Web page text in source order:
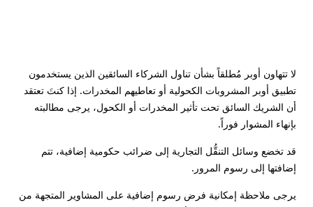
لا تتهاون أوبر مُطلقاً بشأن تناول الشركاء السائقين الذين يستخدمون
تطبيق أوبر المشروبات الكحولية أو تعاطيهم المخدرات. إذا كنتَ تعتقد
أن الشريك السائق تحت تأثير المخدرات أو الكحول، يرجى مطالبته
بإنهاء المشوار فوراً.
قد تخضع وسائل التنقُّل التجارية إلى ضرائب حكومية إضافية، تتم
إضافتها إلى رسوم المرور.
يرجى ملاحظة إمكانية فرض رسوم إضافية على المشاوير المتجهة من